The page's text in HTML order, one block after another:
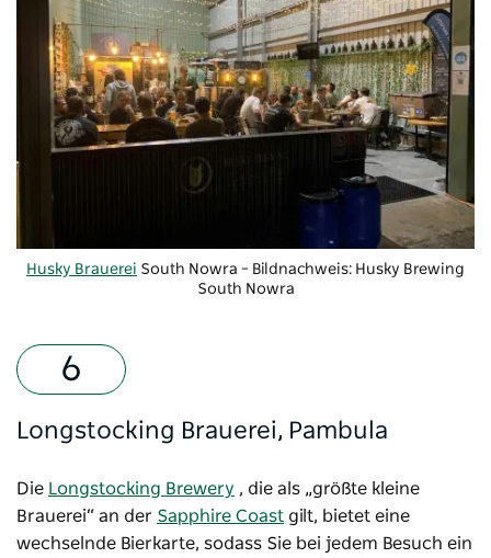
Husky Brauerei South Nowra – Bildnachweis: Husky Brewing
South Nowra
Longstocking Brauerei, Pambula
Die Longstocking Brewery , die als „größte kleine
Brauerei“ an der Sapphire Coast gilt, bietet eine
wechselnde Bierkarte, sodass Sie bei jedem Besuch ein